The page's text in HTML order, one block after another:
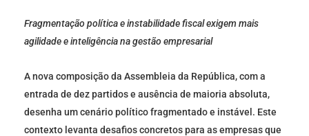
Fragmentação política e instabilidade fiscal exigem mais
agilidade e inteligência na gestão empresarial
A nova composição da Assembleia da República, com a
entrada de dez partidos e ausência de maioria absoluta,
desenha um cenário político fragmentado e instável. Este
contexto levanta desafios concretos para as empresas que